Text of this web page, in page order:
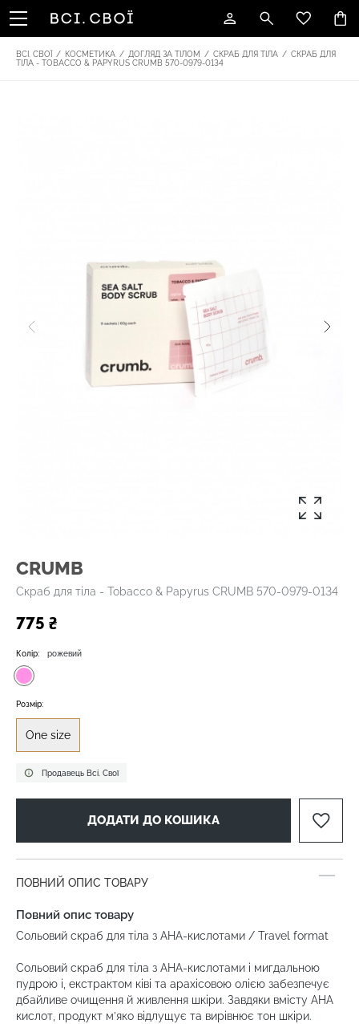
ВСІ. СВОЇ / КОСМЕТИКА / ДОГЛЯД ЗА ТІЛОМ / СКРАБ ДЛЯ ТІЛА / СКРАБ ДЛЯ
ТІЛА - TOBACCO & PAPYRUS CRUMB 570-0979-0134
CRUMB
Скраб для тіла - Tobacco & Papyrus CRUMB 570-0979-0134
775 ₴
Продавець Всі. Свої
Колір: рожевий
Розмір:
One size
ДОДАТИ ДО КОШИКА
ПОВНИЙ ОПИС ТОВАРУ
Повний опис товару
Сольовий скраб для тіла з AHA-кислотами / Travel format
Сольовий скраб для тіла з AHA-кислотами і мигдальною
пудрою і, екстрактом ківі та арахісовою олією забезпечує
дбайливе очищення й живлення шкіри. Завдяки вмісту AHA
кислот, продукт м’яко відлущує та вирівнює тон шкіри.